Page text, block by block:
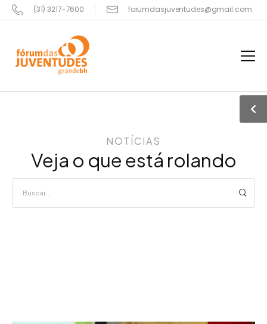
(31) 3217-7600 forumdasjuventudes@gmail.com
NOTÍCIAS
Veja o que está rolando